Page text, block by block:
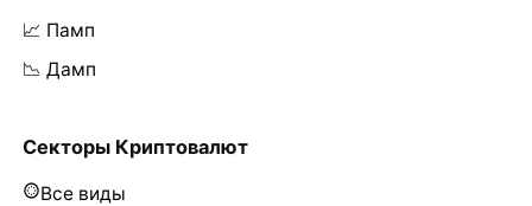
📈 Памп
📉 Дамп
Секторы Криптовалют
Все виды